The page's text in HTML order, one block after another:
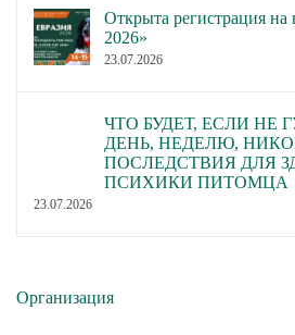
Открыта регистрация на
2026»
23.07.2026
ЧТО БУДЕТ, ЕСЛИ НЕ
ДЕНЬ, НЕДЕЛЮ,
ПОСЛЕДСТВИЯ ДЛЯ
ПСИХИКИ ПИТОМЦА
23.07.2026
Организация